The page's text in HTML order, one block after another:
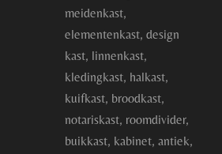
meidenkast,
elementenkast, design
kast, linnenkast,
kledingkast, halkast,
kuifkast, broodkast,
notariskast, roomdivider,
buikkast, kabinet, antiek,